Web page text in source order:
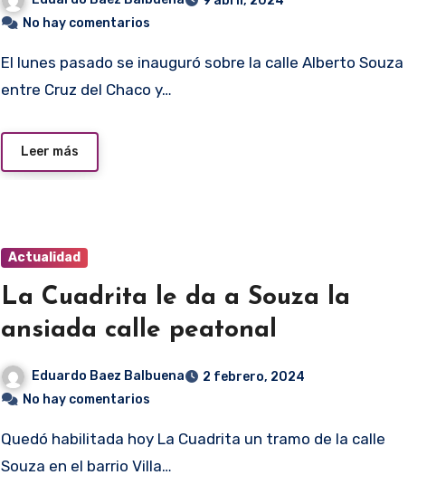
No hay comentarios
El lunes pasado se inauguró sobre la calle Alberto Souza
entre Cruz del Chaco y…
Leer más
Actualidad
La Cuadrita le da a Souza la
ansiada calle peatonal
Eduardo Baez Balbuena
2 febrero, 2024
No hay comentarios
Quedó habilitada hoy La Cuadrita un tramo de la calle
Souza en el barrio Villa…